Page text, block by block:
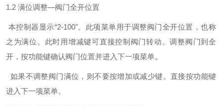
1.2 满位调整—阀门全开位置
本控制器显示“2-100"。此项菜单用于调整阀门全开位置，也称
之为满位。此时用增减键可直接控制阀门转动。调整阀门到全
开，按功能键确认阀门位置并进入下一项菜单。
如果不调整阀门满位，则不要按增加或减少键。直接按功能键
进入下一项菜单。